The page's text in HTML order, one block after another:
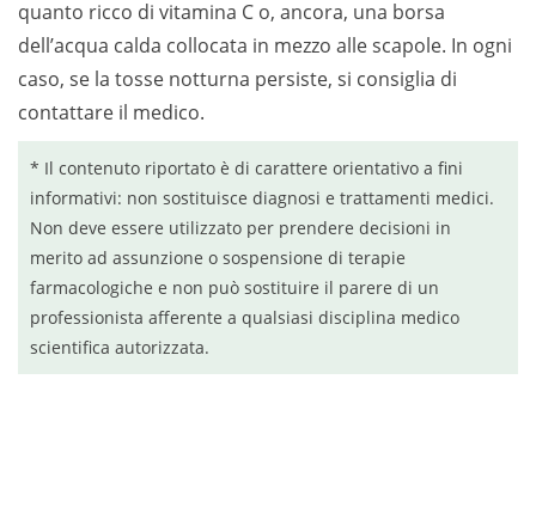
quanto ricco di vitamina C o, ancora, una borsa
dell’acqua calda collocata in mezzo alle scapole. In ogni
caso, se la tosse notturna persiste, si consiglia di
contattare il medico.
* Il contenuto riportato è di carattere orientativo a fini
informativi: non sostituisce diagnosi e trattamenti medici.
Non deve essere utilizzato per prendere decisioni in
merito ad assunzione o sospensione di terapie
farmacologiche e non può sostituire il parere di un
professionista afferente a qualsiasi disciplina medico
scientifica autorizzata.